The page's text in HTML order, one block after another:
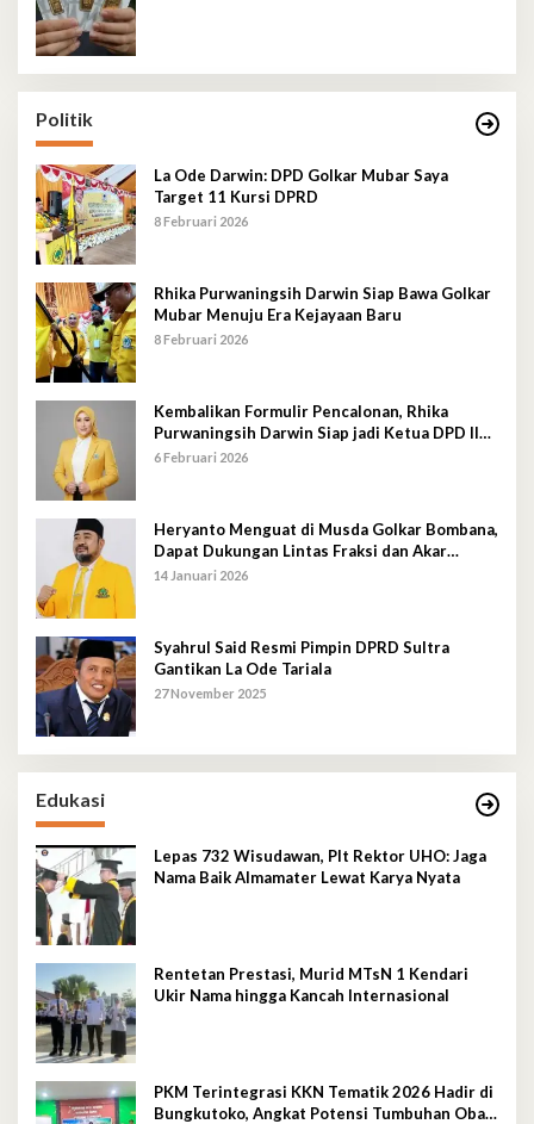
Politik
La Ode Darwin: DPD Golkar Mubar Saya
Target 11 Kursi DPRD
8 Februari 2026
Rhika Purwaningsih Darwin Siap Bawa Golkar
Mubar Menuju Era Kejayaan Baru
8 Februari 2026
Kembalikan Formulir Pencalonan, Rhika
Purwaningsih Darwin Siap jadi Ketua DPD II
Golkar Mubar
6 Februari 2026
Heryanto Menguat di Musda Golkar Bombana,
Dapat Dukungan Lintas Fraksi dan Akar
Rumput
14 Januari 2026
Syahrul Said Resmi Pimpin DPRD Sultra
Gantikan La Ode Tariala
27 November 2025
Edukasi
Lepas 732 Wisudawan, Plt Rektor UHO: Jaga
Nama Baik Almamater Lewat Karya Nyata
Rentetan Prestasi, Murid MTsN 1 Kendari
Ukir Nama hingga Kancah Internasional
PKM Terintegrasi KKN Tematik 2026 Hadir di
Bungkutoko, Angkat Potensi Tumbuhan Obat